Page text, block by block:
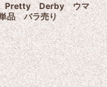
Pretty Derby ウマ
品 バラ売り